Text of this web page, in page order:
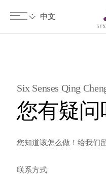
Six Senses Qing
您有疑问
您知道该怎么做！给我们
联系方式